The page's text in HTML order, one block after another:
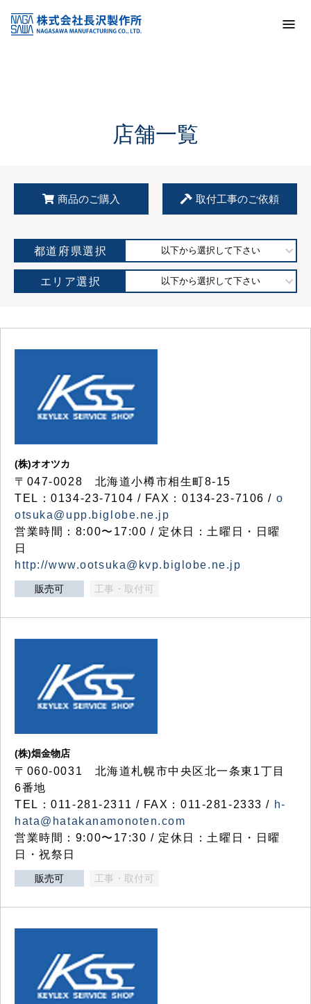
KSS加盟店・取扱店情報
店舗一覧
店舗一覧
商品のご購入 取付工事のご依頼
都道府県選択 以下から選択して下さい
エリア選択 以下から選択して下さい
(株)オオツカ
〒047-0028 北海道小樽市相生町8-15
TEL：0134-23-7104 / FAX：0134-23-7106 / o
otsuka@upp.biglobe.ne.jp
営業時間：8:00〜17:00 / 定休日：土曜日・日曜
日
http://www.ootsuka@kvp.biglobe.ne.jp
販売可 工事・取付可
(株)畑金物店
〒060-0031 北海道札幌市中央区北一条東1丁目
6番地
TEL：011-281-2311 / FAX：011-281-2333 / h-
hata@hatakanamonoten.com
営業時間：9:00〜17:30 / 定休日：土曜日・日曜
日・祝祭日
販売可 工事・取付可